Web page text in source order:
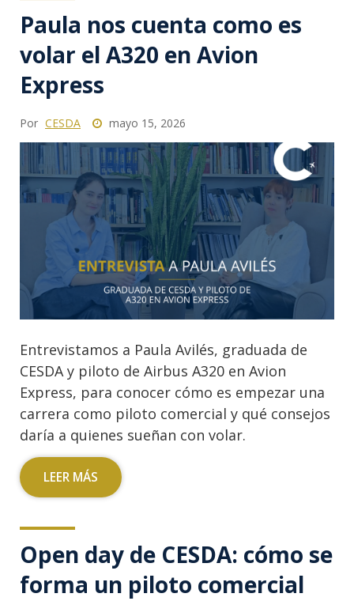
Paula nos cuenta como es
volar el A320 en Avion
Express
Por CESDA mayo 15, 2026
Entrevistamos a Paula Avilés, graduada de
CESDA y piloto de Airbus A320 en Avion
Express, para conocer cómo es empezar una
carrera como piloto comercial y qué consejos
daría a quienes sueñan con volar.
LEER MÁS
Open day de CESDA: cómo se
forma un piloto comercial